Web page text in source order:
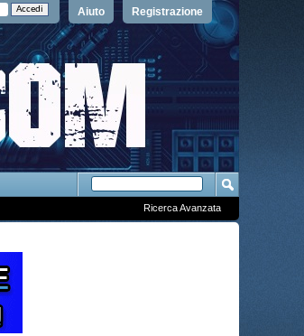
Registrazione
Aiuto
Ricerca Avanzata